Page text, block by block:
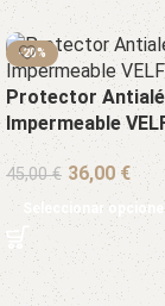
-20%
Protector
Impermeable
45,00€ €
Seleccionar